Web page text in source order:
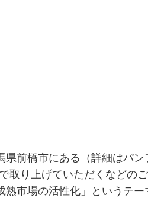
前橋市にある（詳細はパン
取り上げていただくなどの
熟市場の活性化」というテー